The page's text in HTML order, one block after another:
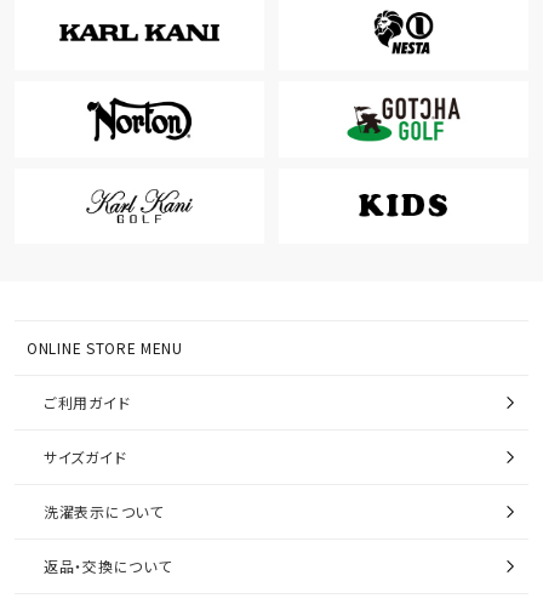
ONLINE STORE MENU
ご利用ガイド
サイズガイド
洗濯表示について
返品・交換について